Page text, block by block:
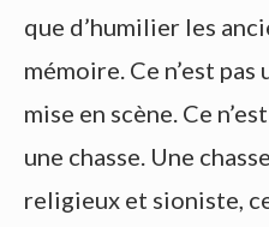
que d’humilier les
mémoire. Ce n’est pas
mise en scène. Ce
une chasse. Une
religieux et sioniste,